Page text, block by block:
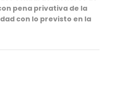
pena privativa de la
con lo previsto en la